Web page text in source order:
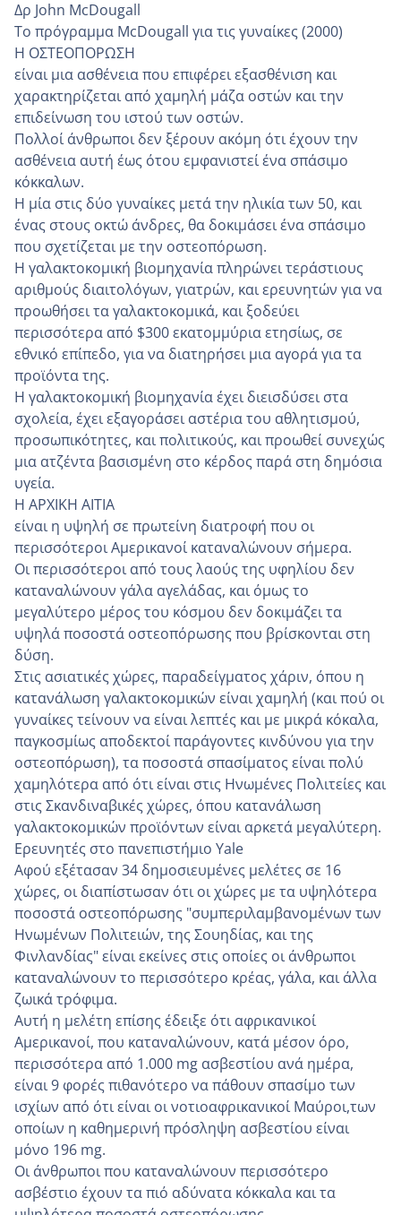
Δρ John McDougall
Το πρόγραμμα McDougall για τις γυναίκες (2000)
Η ΟΣΤΕΟΠΟΡΩΣΗ
είναι μια ασθένεια που επιφέρει εξασθένιση και
χαρακτηρίζεται από χαμηλή μάζα οστών και την
επιδείνωση του ιστού των οστών.
Πολλοί άνθρωποι δεν ξέρουν ακόμη ότι έχουν την
ασθένεια αυτή έως ότου εμφανιστεί ένα σπάσιμο
κόκκαλων.
Η μία στις δύο γυναίκες μετά την ηλικία των 50, και
ένας στους οκτώ άνδρες, θα δοκιμάσει ένα σπάσιμο
που σχετίζεται με την οστεοπόρωση.
Η γαλακτοκομική βιομηχανία πληρώνει τεράστιους
αριθμούς διαιτολόγων, γιατρών, και ερευνητών για να
προωθήσει τα γαλακτοκομικά, και ξοδεύει
περισσότερα από $300 εκατομμύρια ετησίως, σε
εθνικό επίπεδο, για να διατηρήσει μια αγορά για τα
προϊόντα της.
Η γαλακτοκομική βιομηχανία έχει διεισδύσει στα
σχολεία, έχει εξαγοράσει αστέρια του αθλητισμού,
προσωπικότητες, και πολιτικούς, και προωθεί συνεχώς
μια ατζέντα βασισμένη στο κέρδος παρά στη δημόσια
υγεία.
Η ΑΡΧΙΚΗ ΑΙΤΙΑ
είναι η υψηλή σε πρωτείνη διατροφή που οι
περισσότεροι Αμερικανοί καταναλώνουν σήμερα.
Οι περισσότεροι από τους λαούς της υφηλίου δεν
καταναλώνουν γάλα αγελάδας, και όμως το
μεγαλύτερο μέρος του κόσμου δεν δοκιμάζει τα
υψηλά ποσοστά οστεοπόρωσης που βρίσκονται στη
δύση.
Στις ασιατικές χώρες, παραδείγματος χάριν, όπου η
κατανάλωση γαλακτοκομικών είναι χαμηλή (και πού οι
γυναίκες τείνουν να είναι λεπτές και με μικρά κόκαλα,
παγκοσμίως αποδεκτοί παράγοντες κινδύνου για την
οστεοπόρωση), τα ποσοστά σπασίματος είναι πολύ
χαμηλότερα από ότι είναι στις Ηνωμένες Πολιτείες και
στις Σκανδιναβικές χώρες, όπου κατανάλωση
γαλακτοκομικών προϊόντων είναι αρκετά μεγαλύτερη.
Eρευνητές στο πανεπιστήμιο Yale
Αφού εξέτασαν 34 δημοσιευμένες μελέτες σε 16
χώρες, οι διαπίστωσαν ότι οι χώρες με τα υψηλότερα
ποσοστά οστεοπόρωσης "συμπεριλαμβανομένων των
Ηνωμένων Πολιτειών, της Σουηδίας, και της
Φινλανδίας" είναι εκείνες στις οποίες οι άνθρωποι
καταναλώνουν το περισσότερο κρέας, γάλα, και άλλα
ζωικά τρόφιμα.
Αυτή η μελέτη επίσης έδειξε ότι αφρικανικοί
Αμερικανοί, που καταναλώνουν, κατά μέσον όρο,
περισσότερα από 1.000 mg ασβεστίου ανά ημέρα,
είναι 9 φορές πιθανότερο να πάθουν σπασίμο των
ισχίων από ότι είναι οι νοτιοαφρικανικοί Μαύροι,των
οποίων η καθημερινή πρόσληψη ασβεστίου είναι
μόνο 196 mg.
Οι άνθρωποι που καταναλώνουν περισσότερο
ασβέστιο έχουν τα πιό αδύνατα κόκκαλα και τα